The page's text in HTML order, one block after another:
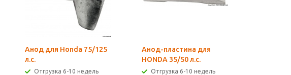
Анод для Honda 75/125
л.с.
Отгрузка 6-10 недель
Анод-пластина для
HONDA 35/50 л.с.
Отгрузка 6-10 недель